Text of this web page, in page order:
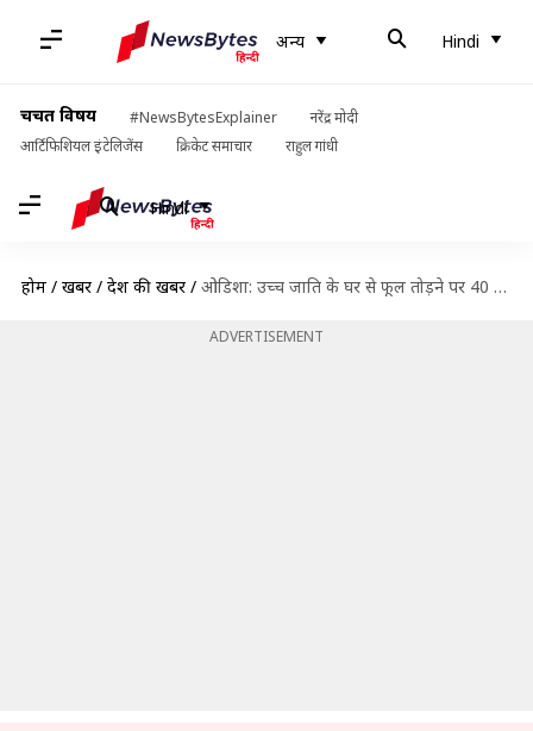
अन्य Hindi
चर्चित विषय #NewsBytesExplainer
नरेंद्र मोदी
आर्टिफिशियल इंटेलिजेंस
क्रिकेट समाचार राहुल गांधी
Hindi
होम / खबरें / देश की खबरें / ओडिशा: उच्च जाति के घर से फूल तोड़ने पर 40 दलित परिवारों का सामाजिक बहिष्कार
ADVERTISEMENT